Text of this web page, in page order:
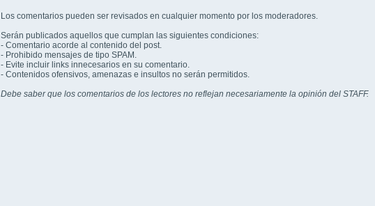
Los comentarios pueden ser revisados en cualquier momento por los moderadores.
Serán publicados aquellos que cumplan las siguientes condiciones:
- Comentario acorde al contenido del post.
- Prohibido mensajes de tipo SPAM.
- Evite incluir links innecesarios en su comentario.
- Contenidos ofensivos, amenazas e insultos no serán permitidos.
Debe saber que los comentarios de los lectores no reflejan necesariamente la opinión del STAFF.